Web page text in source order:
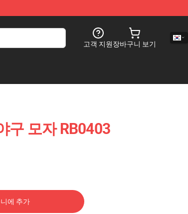
고객 지원장바구니 보기
구 모자 RB0403
에 추가